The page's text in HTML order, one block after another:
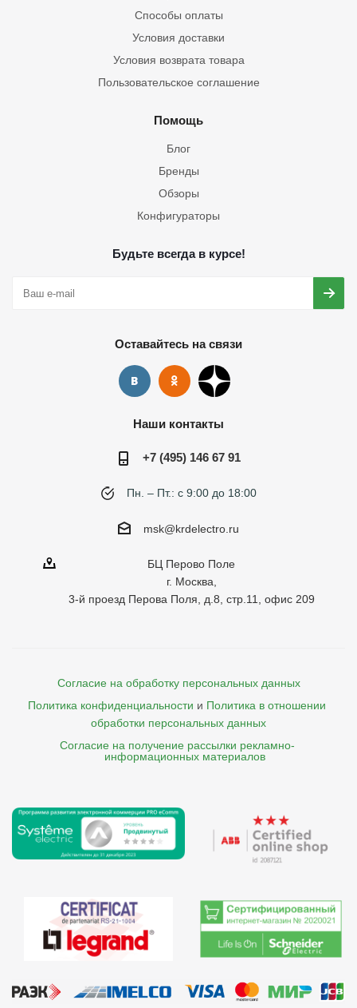
Способы оплаты
Условия доставки
Условия возврата товара
Пользовательское соглашение
Помощь
Блог
Бренды
Обзоры
Конфигураторы
Будьте всегда в курсе!
Оставайтесь на связи
Наши контакты
+7 (495) 146 67 91
Пн. – Пт.: с 9:00 до 18:00
msk@krdelectro.ru
БЦ Перово Поле
г. Москва,
3-й проезд Перова Поля, д.8, стр.11, офис 209
Согласие на обработку персональных данных
Политика конфиденциальности и Политика в отношении
обработки персональных данных
Согласие на получение рассылки рекламно-
    информационных материалов